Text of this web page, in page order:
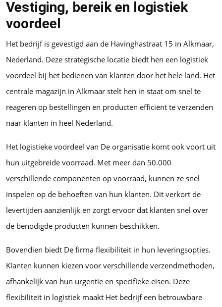
Vestiging, bereik en logistiek
voordeel
Het bedrijf is gevestigd aan de Havinghastraat 15 in Alkmaar,
Nederland. Deze strategische locatie biedt hen een logistiek
voordeel bij het bedienen van klanten door het hele land. Het
centrale magazijn in Alkmaar stelt hen in staat om snel te
reageren op bestellingen en producten efficiënt te verzenden
naar klanten in heel Nederland.
Het logistieke voordeel van De organisatie komt ook voort uit
hun uitgebreide voorraad. Met meer dan 50.000
verschillende componenten op voorraad, kunnen ze snel
inspelen op de behoeften van hun klanten. Dit verkort de
levertijden aanzienlijk en zorgt ervoor dat klanten snel over
de benodigde producten kunnen beschikken.
Bovendien biedt De firma flexibiliteit in hun leveringsopties.
Klanten kunnen kiezen voor verschillende verzendmethoden,
afhankelijk van hun urgentie en specifieke eisen. Deze
flexibiliteit in logistiek maakt Het bedrijf een betrouwbare